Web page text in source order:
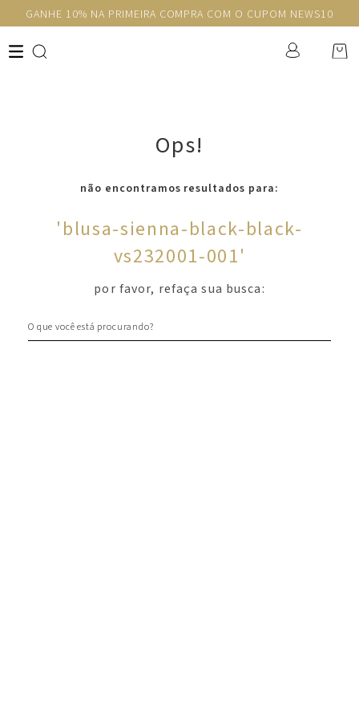
GANHE 10% NA PRIMEIRA COMPRA COM O CUPOM NEWS10
Ops!
não encontramos resultados para:
'blusa-sienna-black-black-
vs232001-001'
por favor, refaça sua busca: